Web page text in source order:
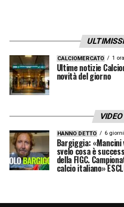
tecnico sportivi e
gare.
L’amministratore
premio: «La stagione di
guida dell’ Interè stata
straordinaria. Al primo
di una squadra
CALCIOMERCATO 1
Ultime notizie
novità del giorno
VIDEO
HANNO DETTO 6
Bargiggia: «Mancini
svelo cosa è
della FIGC.
calcio italiano»